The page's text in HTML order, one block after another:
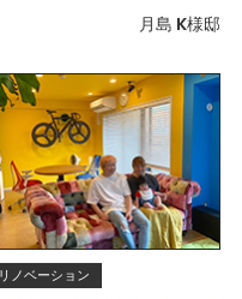
月島 K様邸
リノベーション